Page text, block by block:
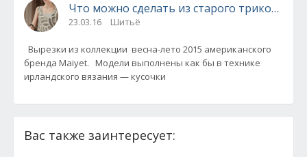
Что можно сделать из старого трикотажа
23.03.16 Шитьё
Вырезки из коллекции весна-лето 2015 американского
бренда Maiyet. Модели выполнены как бы в технике
ирландского вязания — кусочки
Вас также заинтересует: